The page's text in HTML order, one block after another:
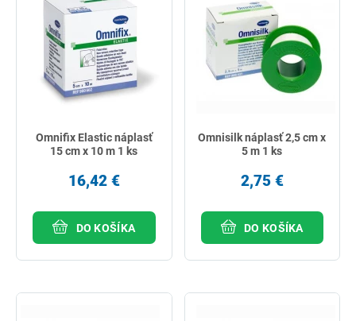
Omnifix Elastic náplasť
15 cm x 10 m 1 ks
16,42 €
DO KOŠÍKA
Omnisilk náplasť 2,5 cm x
5 m 1 ks
2,75 €
DO KOŠÍKA